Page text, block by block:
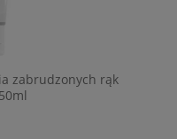
zabrudzonych rąk